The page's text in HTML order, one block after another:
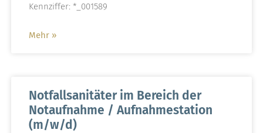
Kennziffer: *_001589
Mehr »
Notfallsanitäter im Bereich der
Notaufnahme / Aufnahmestation
(m/w/d)